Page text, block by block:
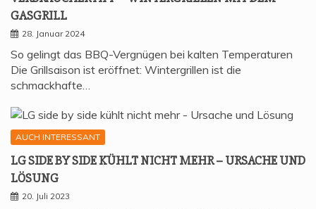
GASGRILL
28. Januar 2024
So gelingt das BBQ-Vergnügen bei kalten Temperaturen
Die Grillsaison ist eröffnet: Wintergrillen ist die
schmackhafte…
AUCH INTERESSANT
LG SIDE BY SIDE KÜHLT NICHT MEHR – URSA­CHE UND
LÖSUNG
20. Juli 2023